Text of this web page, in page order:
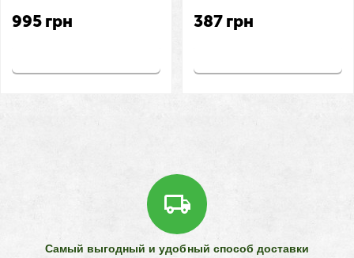
995 грн 387 грн
Самый выгодный и удобный способ доставки